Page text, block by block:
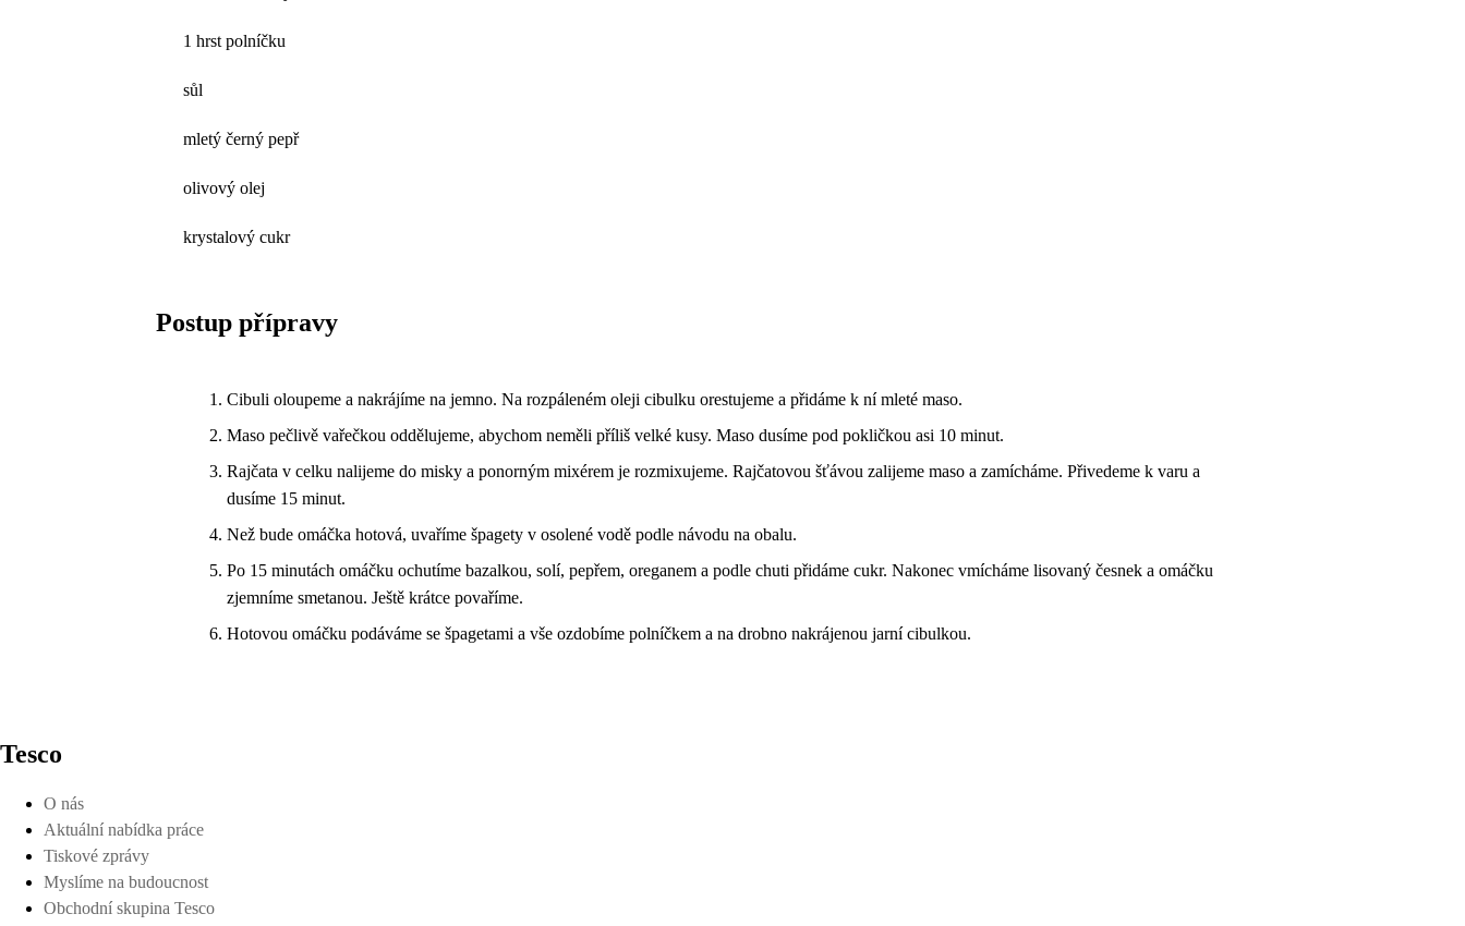
1 hrst polníčku
sůl
mletý černý pepř
olivový olej
krystalový cukr
Postup přípravy
Cibuli oloupeme a nakrájíme na jemno. Na rozpáleném oleji cibulku orestujeme a přidáme k ní mleté maso.
Maso pečlivě vařečkou oddělujeme, abychom neměli příliš velké kusy. Maso dusíme pod pokličkou asi 10 minut.
Rajčata v celku nalijeme do misky a ponorným mixérem je rozmixujeme. Rajčatovou šťávou zalijeme maso a zamícháme. Přivedeme k varu a
dusíme 15 minut.
Než bude omáčka hotová, uvaříme špagety v osolené vodě podle návodu na obalu.
Po 15 minutách omáčku ochutíme bazalkou, solí, pepřem, oreganem a podle chuti přidáme cukr. Nakonec vmícháme lisovaný česnek a omáčku
zjemníme smetanou. Ještě krátce povaříme.
Hotovou omáčku podáváme se špagetami a vše ozdobíme polníčkem a na drobno nakrájenou jarní cibulkou.
Tesco
O nás
Aktuální nabídka práce
Tiskové zprávy
Myslíme na budoucnost
Obchodní skupina Tesco